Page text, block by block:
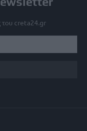
του creta24.gr